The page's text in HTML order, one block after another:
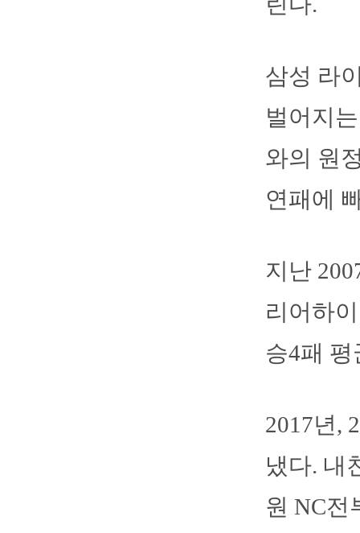
삼성 라
벌어지
와의 원
연패에
지난
리어하
승4패
2017년,
냈다. 내
원 NC전